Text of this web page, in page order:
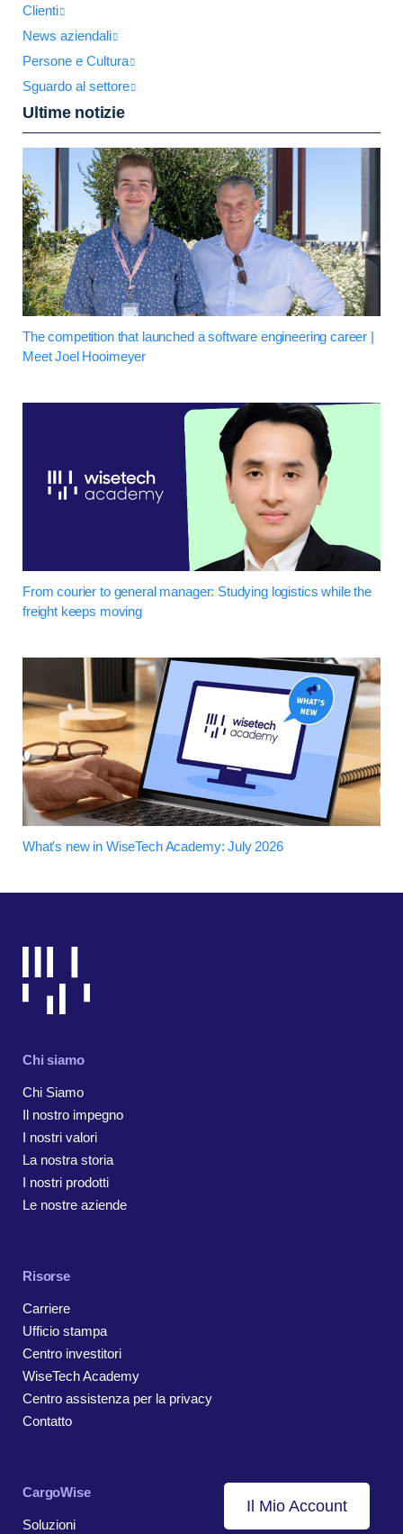
Clienti
News aziendali
Persone e Cultura
Sguardo al settore
Ultime notizie
The competition that launched a software engineering career |
Meet Joel Hooimeyer
From courier to general manager: Studying logistics while the
freight keeps moving
What's new in WiseTech Academy: July 2026
Chi siamo
Chi Siamo
Il nostro impegno
I nostri valori
La nostra storia
I nostri prodotti
Le nostre aziende
Risorse
Carriere
Ufficio stampa
Centro investitori
WiseTech Academy
Centro assistenza per la privacy
Contatto
CargoWise
Soluzioni
Il Mio Account